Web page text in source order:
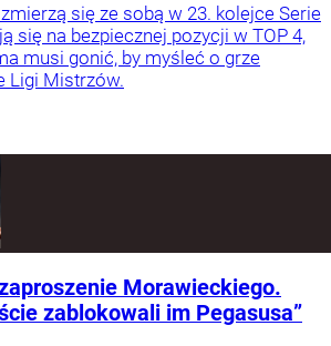
się ze sobą w 23. kolejce Serie
się na bezpiecznej pozycji w TOP 4,
musi gonić, by myśleć o grze
Ligi Mistrzów.
Morawieckiego.
zablokowali im Pegasusa”